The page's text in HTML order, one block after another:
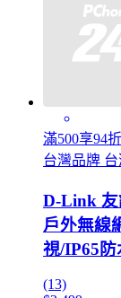
滿500享94折
台灣品牌
D-Link 友
戶外無線
視/IP65
(13)